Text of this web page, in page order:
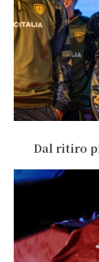
Dal ritiro